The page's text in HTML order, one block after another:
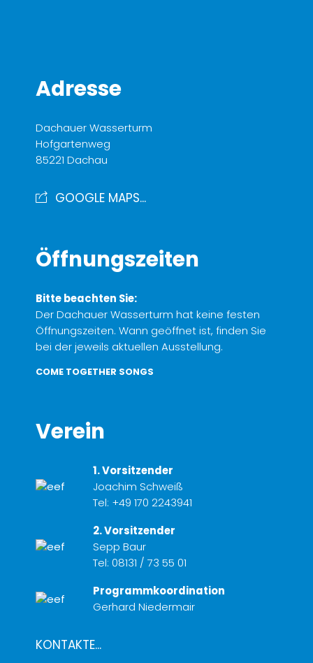
Adresse
Dachauer Wasserturm
Hofgartenweg
85221 Dachau
GOOGLE MAPS...
Öffnungszeiten
Bitte beachten Sie:
Der Dachauer Wasserturm hat keine festen
Öffnungszeiten. Wann geöffnet ist, finden Sie
bei der jeweils aktuellen Ausstellung.
COME TOGETHER SONGS
Verein
1. Vorsitzender
Joachim Schweiß
Tel: +49 170 2243941
2. Vorsitzender
Sepp Baur
Tel: 08131 / 73 55 01
Programmkoordination
Gerhard Niedermair
KONTAKTE...